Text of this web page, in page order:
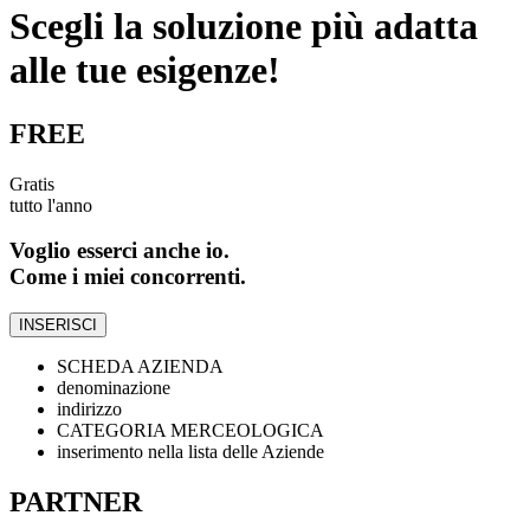
Scegli la soluzione più adatta
alle tue esigenze!
FREE
Gratis
tutto l'anno
Voglio esserci anche io.
Come i miei concorrenti.
INSERISCI
SCHEDA AZIENDA
denominazione
indirizzo
CATEGORIA MERCEOLOGICA
inserimento nella lista delle Aziende
PARTNER